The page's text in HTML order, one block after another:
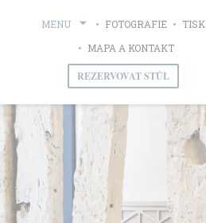
MENU FOTOGRAFIE
TISK
MAPA A KONTAKT
REZERVOVAT STŮL